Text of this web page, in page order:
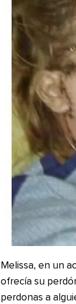
Melissa, en un
ofrecía su
perdonas a